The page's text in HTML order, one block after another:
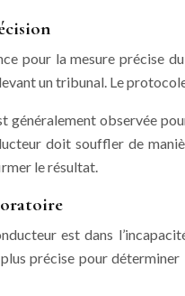
pour la mesure précise
un tribunal. Le
généralement observée
doit souffler de
le résultat.
est dans
précise pour